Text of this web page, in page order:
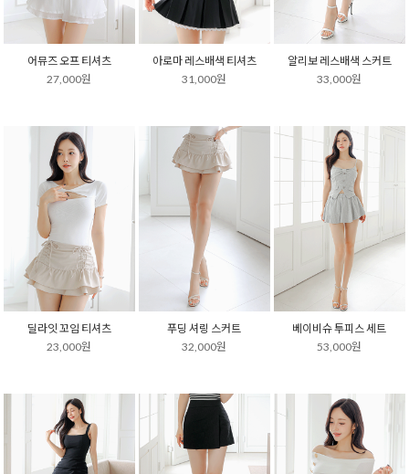
어뮤즈 오프 티셔츠
27,000원
아로마 레스배색 티셔츠
31,000원
알리보 레스배색 스커트
33,000원
딜라잇 꼬임 티셔츠
23,000원
푸딩 셔링 스커트
32,000원
베이비슈 투피스 세트
53,000원